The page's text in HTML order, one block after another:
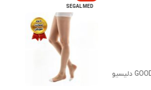
عطر جیبی زنانه GOOD GIRL دلیسیو
SEGAL MED